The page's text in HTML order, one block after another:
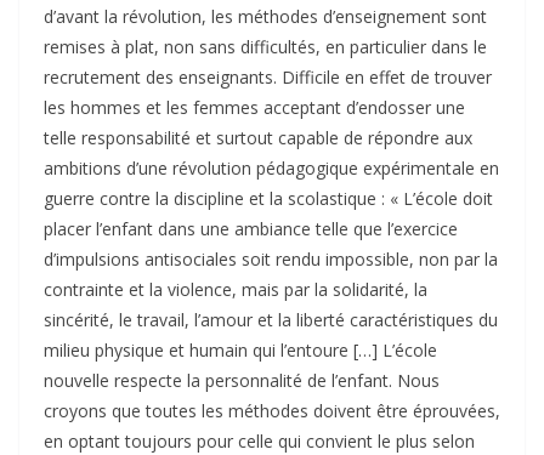
d’avant la révolution, les méthodes d’enseignement sont
remises à plat, non sans difficultés, en particulier dans le
recrutement des enseignants. Difficile en effet de trouver
les hommes et les femmes acceptant d’endosser une
telle responsabilité et surtout capable de répondre aux
ambitions d’une révolution pédagogique expérimentale en
guerre contre la discipline et la scolastique : « L’école doit
placer l’enfant dans une ambiance telle que l’exercice
d’impulsions antisociales soit rendu impossible, non par la
contrainte et la violence, mais par la solidarité, la
sincérité, le travail, l’amour et la liberté caractéristiques du
milieu physique et humain qui l’entoure […] L’école
nouvelle respecte la personnalité de l’enfant. Nous
croyons que toutes les méthodes doivent être éprouvées,
en optant toujours pour celle qui convient le plus selon